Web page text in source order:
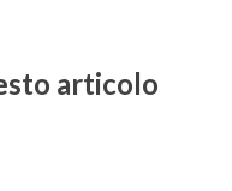
articolo